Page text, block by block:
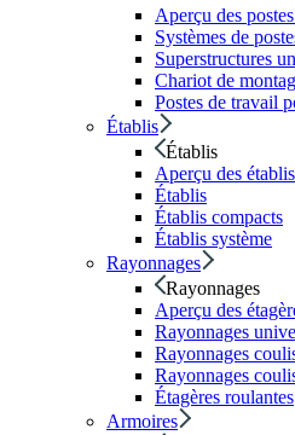
Aperçu des
Systèmes de
Superstructures
Chariot de
Postes de travail
Établis
Établis
Aperçu des établis
Établis
Établis compacts
Établis système
Rayonnages
Rayonnages
Aperçu des
Rayonnages
Rayonnages
Rayonnages
Étagères roulantes
Armoires